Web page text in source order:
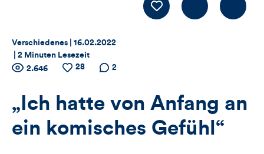
LIKE Kommentieren
Thema:
Verschiedenes | Datum:
16.02.2022
2 Minuten Lesezeit
Zähler
für
Views,
Anzahl
2.646
Anzahl
28
Anzahl der
2
„Ich hatte von Anfang an
ein komisches Gefühl“